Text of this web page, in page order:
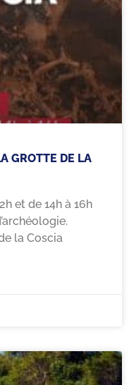
GROTTE DE LA
et de 14h à 16h
la Coscia